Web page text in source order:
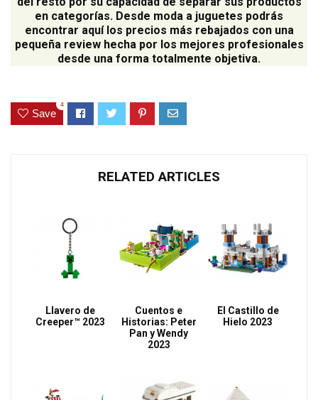
en categorías. Desde moda a juguetes podrás
encontrar aquí los precios más rebajados con una
pequeña review hecha por los mejores profesionales
desde una forma totalmente objetiva.
Save
4
RELATED ARTICLES
Llavero de
Creeper™ 2023
Cuentos e
Historias: Peter
Pan y Wendy
2023
El Castillo de
Hielo 2023